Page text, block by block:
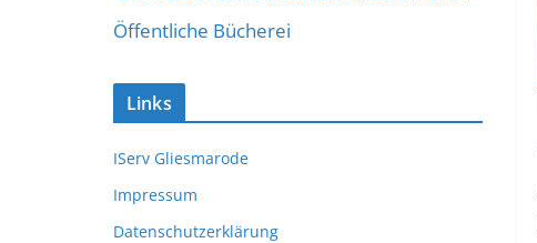
Öffentliche Bücherei
Links
IServ Gliesmarode
Impressum
Datenschutzerklärung